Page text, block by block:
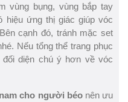
vùng bụng, vùng bắp tay
hiệu ứng thị giác giúp vóc
cạnh đó, tránh mặc set
Nếu tổng thể trang phục
diện chú ý hơn về vóc
cho người béonên ưu